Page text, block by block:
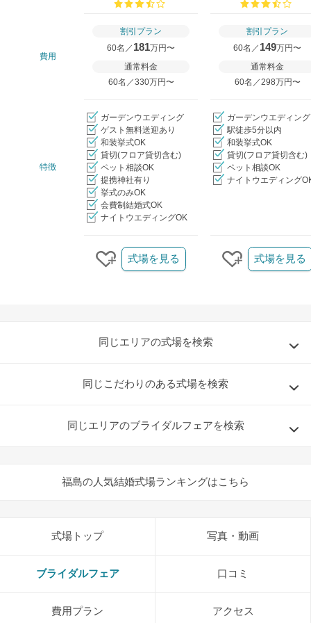
費用
割引プラン
60名／ 181万円〜
通常料金
60名／330万円〜
割引プラン
60名／ 149万円〜
通常料金
60名／298万円〜
特徴
ガーデンウエディング
ゲスト無料送迎あり
和装挙式OK
貸切(フロア貸切含む)
ペット相談OK
提携神社有り
挙式のみOK
会費制結婚式OK
ナイトウエディングOK
ガーデンウエディング
駅徒歩5分以内
和装挙式OK
貸切(フロア貸切含む)
ペット相談OK
ナイトウエディング
クリップする
式場を見る
クリップする
式場を見る
同じエリアの式場を検索
同じこだわりのある式場を検索
同じエリアのブライダルフェアを検索
福島の人気結婚式場ランキングはこちら
式場トップ 写真・動画
ブライダルフェア 口コミ
費用プラン アクセス